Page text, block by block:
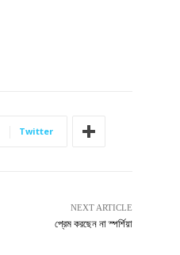
Twitter
NEXT ARTICLE
প্রেম করছেন না স্পর্শিয়া